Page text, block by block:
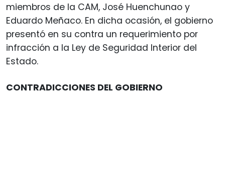
miembros de la CAM, José Huenchunao y
Eduardo Meñaco. En dicha ocasión, el gobierno
presentó en su contra un requerimiento por
infracción a la Ley de Seguridad Interior del
Estado.
CONTRADICCIONES DEL GOBIERNO